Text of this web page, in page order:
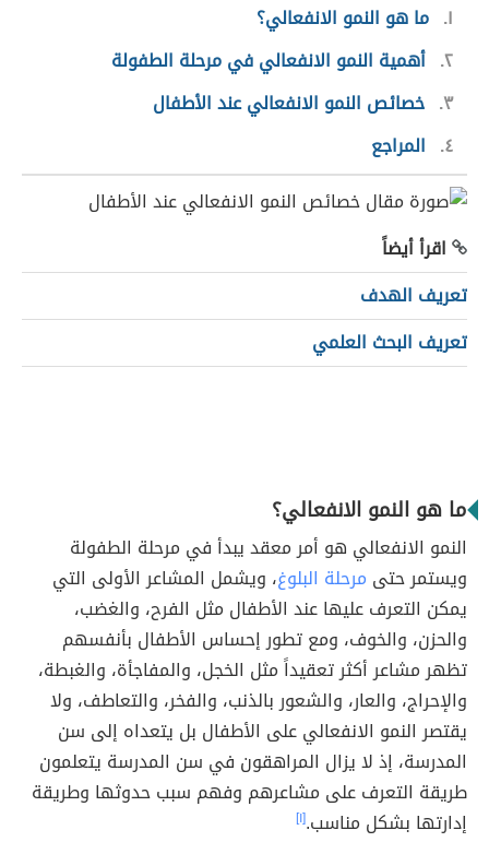
١ ما هو النمو الانفعالي؟
٢ أهمية النمو الانفعالي في مرحلة الطفولة
٣ خصائص النمو الانفعالي عند الأطفال
٤
المراجع
اقرأ أيضاً
تعريف الهدف
تعريف البحث العلمي
ما هو النمو الانفعالي؟
النمو الانفعالي هو أمر معقد يبدأ في مرحلة الطفولة
ويستمر حتى مرحلة البلوغ، ويشمل المشاعر الأولى التي
يمكن التعرف عليها عند الأطفال مثل الفرح، والغضب،
والحزن، والخوف، ومع تطور إحساس الأطفال بأنفسهم
تظهر مشاعر أكثر تعقيداً مثل الخجل، والمفاجأة، والغبطة،
والإحراج، والعار، والشعور بالذنب، والفخر، والتعاطف، ولا
يقتصر النمو الانفعالي على الأطفال بل يتعداه إلى سن
المدرسة، إذ لا يزال المراهقون في سن المدرسة يتعلمون
طريقة التعرف على مشاعرهم وفهم سبب حدوثها وطريقة
إدارتها بشكل مناسب.[١]